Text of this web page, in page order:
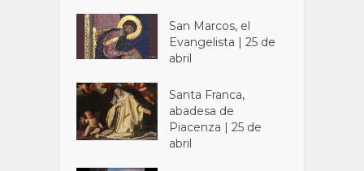
San Marcos, el
Evangelista | 25 de
abril
Santa Franca,
abadesa de
Piacenza | 25 de
abril